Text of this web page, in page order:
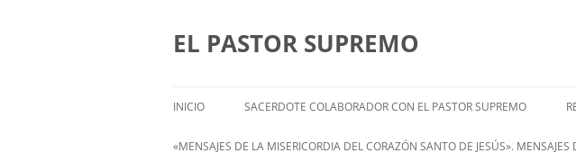
EL PASTOR SUPREMO
INICIO SACERDOTE COLABORADOR CON EL PASTOR SUPREMO
«MENSAJES DE LA MISERICORDIA DEL CORAZÓN SANTO DE JESÚS». MENSAJES